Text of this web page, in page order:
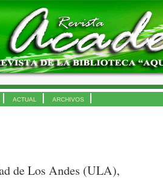
ACTUAL ARCHIVOS
de Los Andes (ULA),